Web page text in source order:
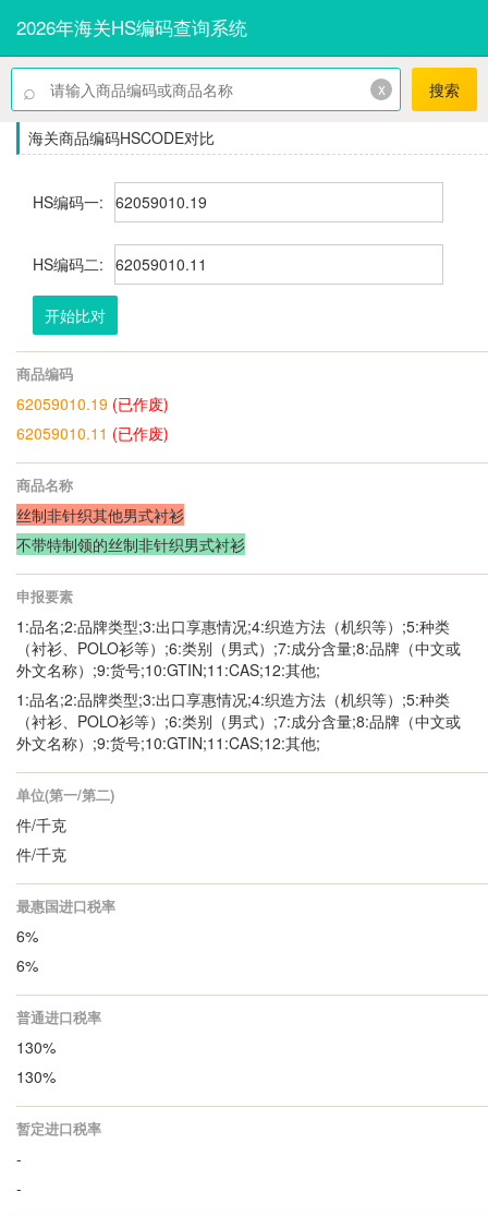
2026年海关HS编码查询系统
⌕ x 搜索
海关商品编码HSCODE对比
HS编码一:
HS编码二:
开始比对
商品编码
62059010.19 (已作废)
62059010.11 (已作废)
商品名称
丝制非针织其他男式衬衫
不带特制领的丝制非针织男式衬衫
申报要素
1:品名;2:品牌类型;3:出口享惠情况;4:织造方法（机织等）;5:种类
（衬衫、POLO衫等）;6:类别（男式）;7:成分含量;8:品牌（中文或
外文名称）;9:货号;10:GTIN;11:CAS;12:其他;
1:品名;2:品牌类型;3:出口享惠情况;4:织造方法（机织等）;5:种类
（衬衫、POLO衫等）;6:类别（男式）;7:成分含量;8:品牌（中文或
外文名称）;9:货号;10:GTIN;11:CAS;12:其他;
单位(第一/第二)
件/千克
件/千克
最惠国进口税率
6%
6%
普通进口税率
130%
130%
暂定进口税率
-
-